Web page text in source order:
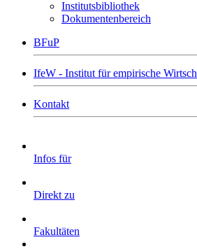
Institutsbibliothek
Dokumentenbereich
BFuP
IfeW - Institut für empirische
Kontakt
Infos für
Direkt zu
Fakultäten